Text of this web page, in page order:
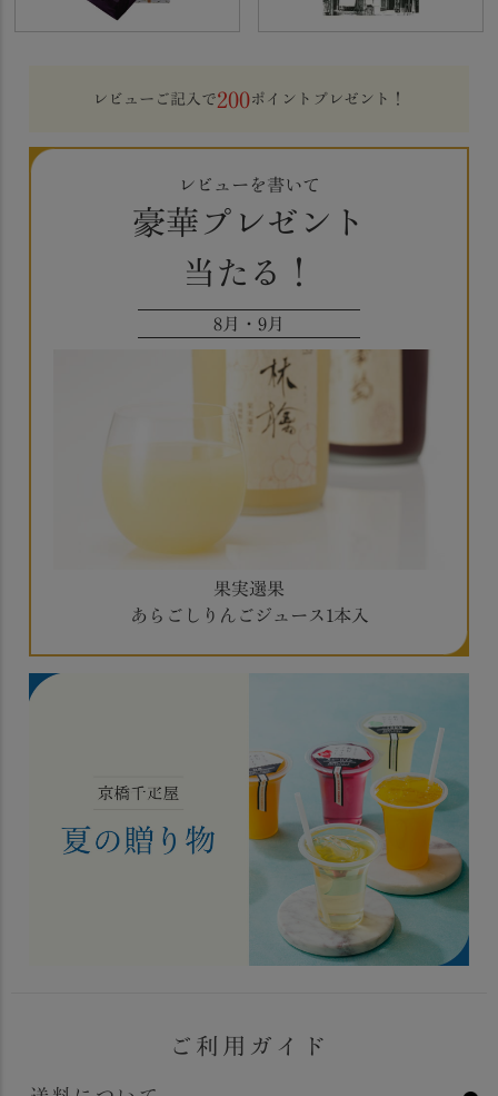
レビューご記入で200ポイントプレゼント！
レビューを書いて
豪華プレゼント
当たる！
8月・9月
果実選果
あらごしりんごジュース1本入
ご利用ガイド